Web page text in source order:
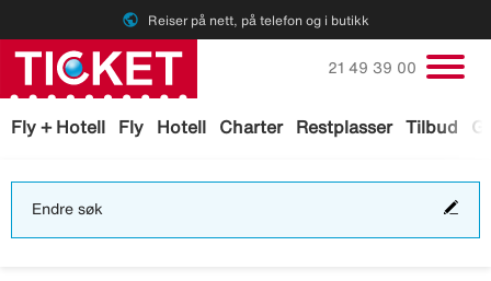
public Reiser på nett, på telefon og i butikk
Fly + Hotell Fly Hotell Charter Restplasser Tilbud
Ring oss på
21 49 39 00
Endre søk